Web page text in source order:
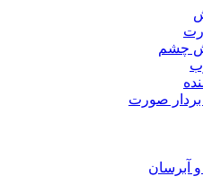
چشم
بردار صورت
آبرسان